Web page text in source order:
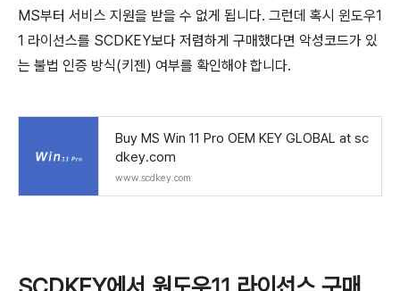
MS부터 서비스 지원을 받을 수 없게 됩니다. 그런데 혹시 윈도우1
1 라이선스를 SCDKEY보다 저렴하게 구매했다면 악성코드가 있
는 불법 인증 방식(키젠) 여부를 확인해야 합니다.
Buy MS Win 11 Pro OEM KEY GLOBAL at sc
dkey.com
www.scdkey.com